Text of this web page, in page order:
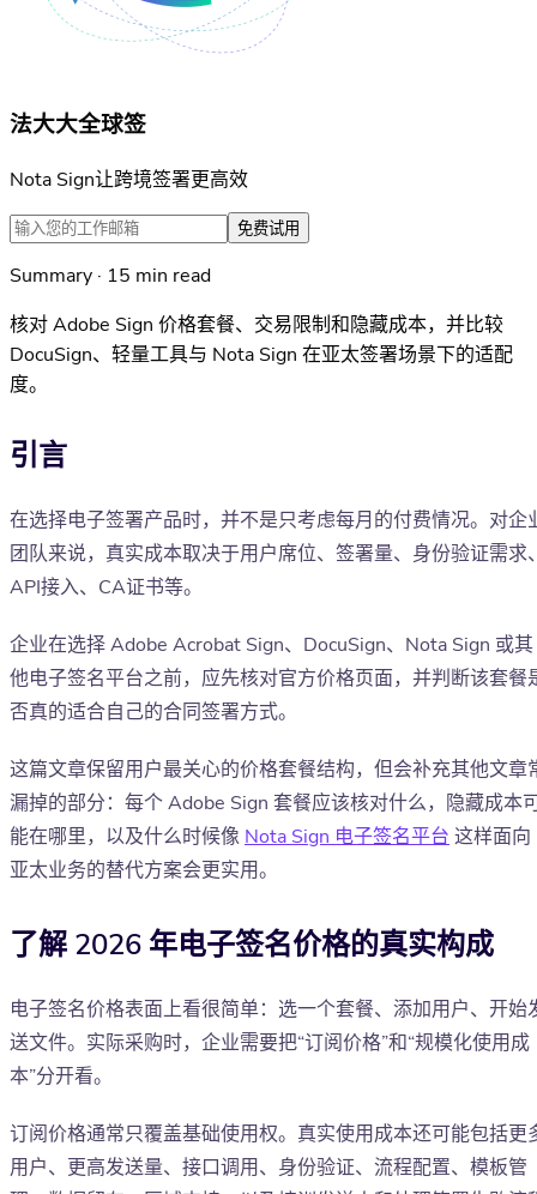
法大大全球签
Nota Sign让跨境签署更高效
免费试用
Summary · 15 min read
核对 Adobe Sign 价格套餐、交易限制和隐藏成本，并比较
DocuSign、轻量工具与 Nota Sign 在亚太签署场景下的适配
度。
引言
在选择电子签署产品时，并不是只考虑每月的付费情况。对企
团队来说，真实成本取决于用户席位、签署量、身份验证需求
API接入、CA证书等。
企业在选择 Adobe Acrobat Sign、DocuSign、Nota Sign 或其
他电子签名平台之前，应先核对官方价格页面，并判断该套餐
否真的适合自己的合同签署方式。
这篇文章保留用户最关心的价格套餐结构，但会补充其他文章
漏掉的部分：每个 Adobe Sign 套餐应该核对什么，隐藏成本
能在哪里，以及什么时候像 Nota Sign 电子签名平台 这样面向
亚太业务的替代方案会更实用。
了解 2026 年电子签名价格的真实构成
电子签名价格表面上看很简单：选一个套餐、添加用户、开始
送文件。实际采购时，企业需要把“订阅价格”和“规模化使用成
本”分开看。
订阅价格通常只覆盖基础使用权。真实使用成本还可能包括更
用户、更高发送量、接口调用、身份验证、流程配置、模板管